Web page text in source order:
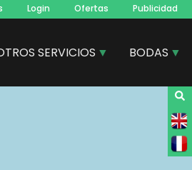
Login Ofertas Publicidad
SERVICIOS BODAS